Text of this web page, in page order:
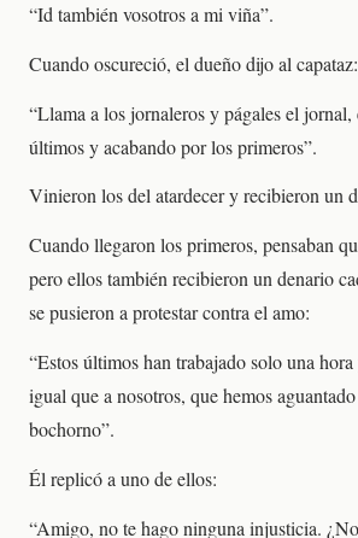
“Id también vosotros a mi viña”.
Cuando oscureció, el dueño dijo al capataz:
“Llama a los jornaleros y págales el
últimos y acabando por los primeros”.
Vinieron los del atardecer y recibieron un
Cuando llegaron los primeros, pensaban
pero ellos también recibieron un denario
se pusieron a protestar contra el amo:
“Estos últimos han trabajado solo una
igual que a nosotros, que hemos
bochorno”.
Él replicó a uno de ellos:
“Amigo, no te hago ninguna injusticia.